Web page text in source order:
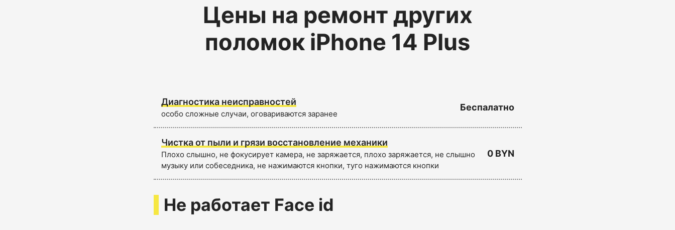
Цены на ремонт других
поломок iPhone 14 Plus
Диагностика неисправностей
особо сложные случаи, оговариваются заранее
Беспалатно
Чистка от пыли и грязи восстановление механики
Плохо слышно, не фокусирует камера, не заряжается, плохо заряжается, не слышно
музыку или собеседника, не нажимаются кнопки, туго нажимаются кнопки
0 BYN
Не работает Face id